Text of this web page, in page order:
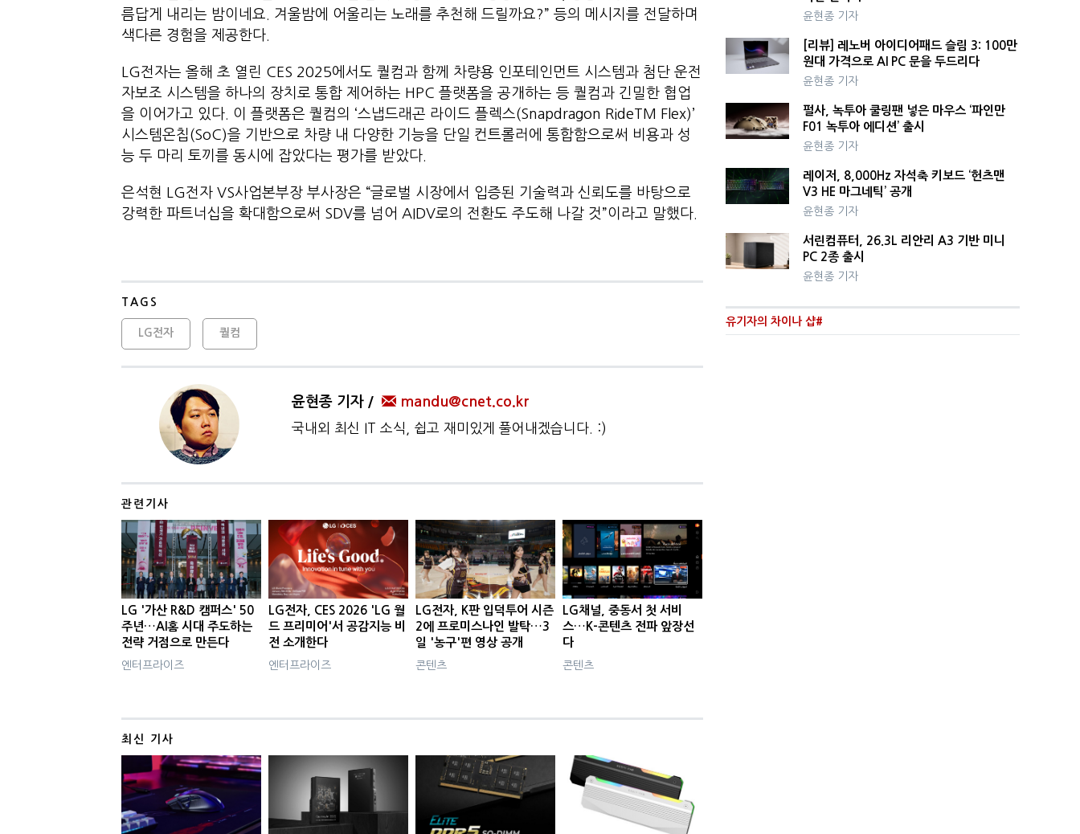
름답게 내리는 밤이네요. 겨울밤에 어울리는 노래를 추천해 드릴까요?” 등의 메시지를 전달하며
색다른 경험을 제공한다.
LG전자는 올해 초 열린 CES 2025에서도 퀄컴과 함께 차량용 인포테인먼트 시스템과 첨단 운전
자보조 시스템을 하나의 장치로 통합 제어하는 HPC 플랫폼을 공개하는 등 퀄컴과 긴밀한 협업
을 이어가고 있다. 이 플랫폼은 퀄컴의 ‘스냅드래곤 라이드 플렉스(Snapdragon RideTM Flex)’
시스템온칩(SoC)을 기반으로 차량 내 다양한 기능을 단일 컨트롤러에 통합함으로써 비용과 성
능 두 마리 토끼를 동시에 잡았다는 평가를 받았다.
은석현 LG전자 VS사업본부장 부사장은 “글로벌 시장에서 입증된 기술력과 신뢰도를 바탕으로
강력한 파트너십을 확대함으로써 SDV를 넘어 AIDV로의 전환도 주도해 나갈 것”이라고 말했다.
TAGS
LG전자 퀄컴
윤현종 기자 mandu@cnet.co.kr
국내외 최신 IT 소식, 쉽고 재미있게 풀어내겠습니다. :)
관련기사
LG '가산 R&D 캠퍼스' 50
주년…AI홈 시대 주도하는
전략 거점으로 만든다
엔터프라이즈
LG전자, CES 2026 'LG 월
드 프리미어'서 공감지능 비
전 소개한다
엔터프라이즈
LG전자, K판 입덕투어 시즌
2에 프로미스나인 발탁…3
일 '농구'편 영상 공개
콘텐츠
LG채널, 중동서 첫 서비
스…K-콘텐츠 전파 앞장선
다
콘텐츠
최신 기사
윤현종 기자
[리뷰] 레노버 아이디어패드 슬림 3: 100만
원대 가격으로 AI PC 문을 두드리다
윤현종 기자
펄사, 녹투아 쿨링팬 넣은 마우스 ‘파인만
F01 녹투아 에디션’ 출시
윤현종 기자
레이저, 8,000Hz 자석축 키보드 ‘헌츠맨
V3 HE 마그네틱’ 공개
윤현종 기자
서린컴퓨터, 26.3L 리안리 A3 기반 미니
PC 2종 출시
윤현종 기자
유기자의 차이나 샵#